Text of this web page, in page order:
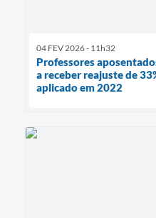
04 FEV 2026 - 11h32
Professores
a receber reajuste de
aplicado em 2022